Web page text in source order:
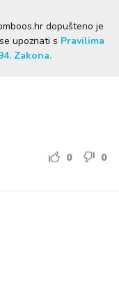
dopušteno je
upoznati s Pravilima
Zakona.
0 0